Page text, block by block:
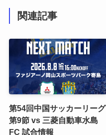
関連記事
第54回中国サッカーリーグ
第9節 vs 三菱自動車水島
FC 試合情報